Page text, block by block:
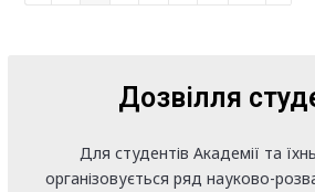
Дозвілля
Для студентів Академії та
організовується ряд науково-